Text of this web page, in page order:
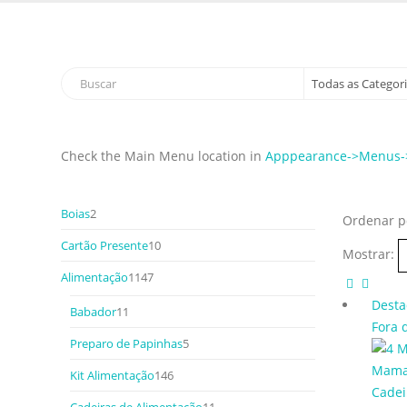
Check the Main Menu location in Apppearance-
Ordenar
Mostrar:
Fora
Boias2
Cartão Presente10
Alimentação1147
Babador11
Preparo de Papinhas5
Kit Alimentação146